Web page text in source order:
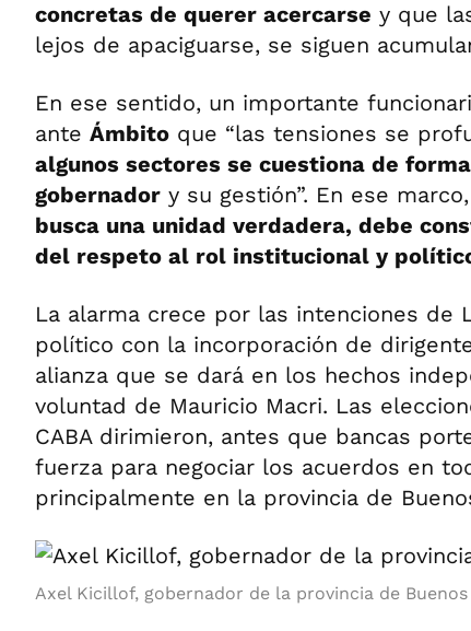
concretas de querer acercarse y que
lejos de apaciguarse, se siguen
En ese sentido, un importante
ante Ámbito que “las tensiones se
algunos sectores se cuestiona de
gobernador y su gestión”. En ese
busca una unidad verdadera, debe
del respeto al rol institucional y
La alarma crece por las intenciones de
político con la incorporación de
alianza que se dará en los hechos
voluntad de Mauricio Macri. Las
CABA dirimieron, antes que bancas
fuerza para negociar los acuerdos en
principalmente en la provincia de
Axel Kicillof, gobernador de la provincia de Buenos